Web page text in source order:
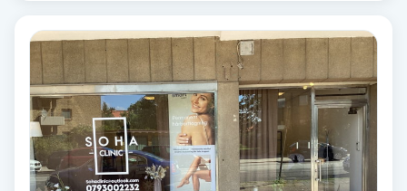
Torr hårbotten
Torrborstning
Triggerpunktsmassage